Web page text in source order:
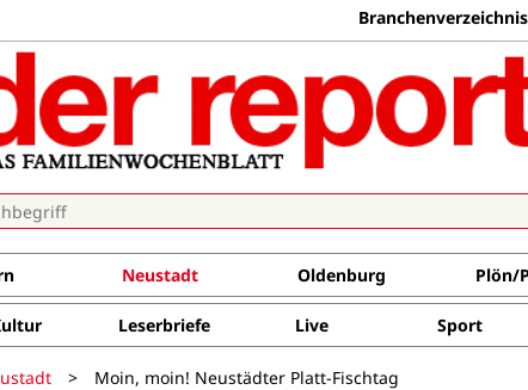
Branchenverzeichnis
Neustadt Oldenburg Plön/
Leserbriefe Live Sport
> Moin, moin! Neustädter Platt-Fischtag